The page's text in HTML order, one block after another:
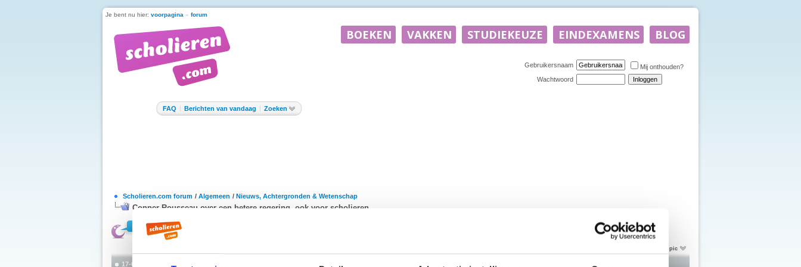
Je bent nu hier: voorpagina » forum
Gebruikersnaam
Mij onthouden?
Wachtwoord
FAQ Berichten van vandaag Zoeken
Scholieren.com forum / Algemeen / Nieuws, Achtergronden & Wetenschap
Conner Rousseau over een betere regering, ook voor scholieren
Zoek in deze topic
17-09-2022, 03:16